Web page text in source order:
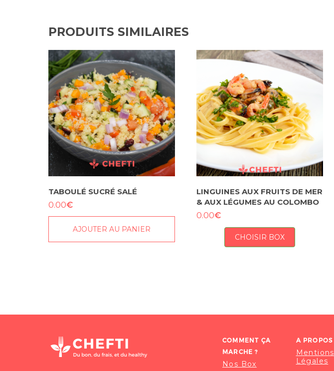
PRODUITS SIMILAIRES
TABOULÉ SUCRÉ SALÉ
0.00€
AJOUTER AU PANIER
LINGUINES AUX FRUITS DE MER
& AUX LÉGUMES AU COLOMBO
0.00€
CHOISIR BOX
COMMENT ÇA
MARCHE ?
Nos Box
A PROPOS
Mentions
Légales